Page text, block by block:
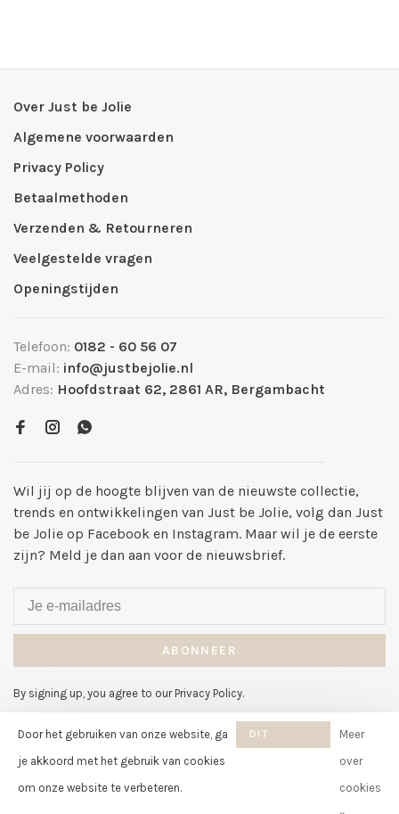
Over Just be Jolie
Algemene voorwaarden
Privacy Policy
Betaalmethoden
Verzenden & Retourneren
Veelgestelde vragen
Openingstijden
Telefoon: 0182 - 60 56 07
E-mail: info@justbejolie.nl
Adres: Hoofdstraat 62, 2861 AR, Bergambacht
Wil jij op de hoogte blijven van de nieuwste collectie,
trends en ontwikkelingen van Just be Jolie, volg dan Just
be Jolie op Facebook en Instagram. Maar wil je de eerste
zijn? Meld je dan aan voor de nieuwsbrief.
ABONNEER
By signing up, you agree to our Privacy Policy.
© Copyright 2026 Just be Jolie
Door het gebruiken van onze website, ga
je akkoord met het gebruik van cookies
om onze website te verbeteren.
DIT
Meer
over
cookies